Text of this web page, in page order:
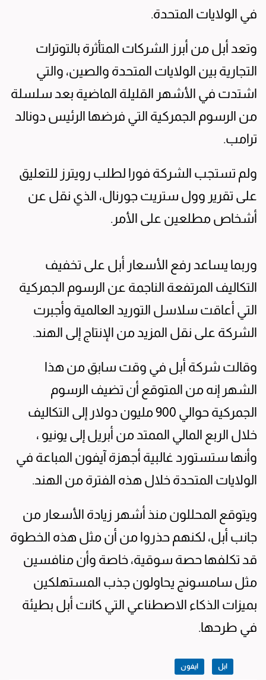
في الولايات المتحدة.
وتعد أبل من أبرز الشركات المتأثرة بالتوترات
التجارية بين الولايات المتحدة والصين، والتي
اشتدت في الأشهر القليلة الماضية بعد سلسلة
من الرسوم الجمركية التي فرضها الرئيس دونالد
ترامب.
ولم تستجب الشركة فورا لطلب رويترز للتعليق
على تقرير وول ستريت جورنال، الذي نقل عن
أشخاص مطلعين على الأمر.
وربما يساعد رفع الأسعار أبل على تخفيف
التكاليف المرتفعة الناجمة عن الرسوم الجمركية
التي أعاقت سلاسل التوريد العالمية وأجبرت
الشركة على نقل المزيد من الإنتاج إلى الهند.
وقالت شركة أبل في وقت سابق من هذا
الشهر إنه من المتوقع أن تضيف الرسوم
الجمركية حوالي 900 مليون دولار إلى التكاليف
خلال الربع المالي الممتد من أبريل إلى يونيو ،
وأنها ستستورد غالبية أجهزة آيفون المباعة في
الولايات المتحدة خلال هذه الفترة من الهند.
ويتوقع المحللون منذ أشهر زيادة الأسعار من
جانب أبل، لكنهم حذروا من أن مثل هذه الخطوة
قد تكلفها حصة سوقية، خاصة وأن منافسين
مثل سامسونج يحاولون جذب المستهلكين
بميزات الذكاء الاصطناعي التي كانت أبل بطيئة
في طرحها.
ابل ايفون